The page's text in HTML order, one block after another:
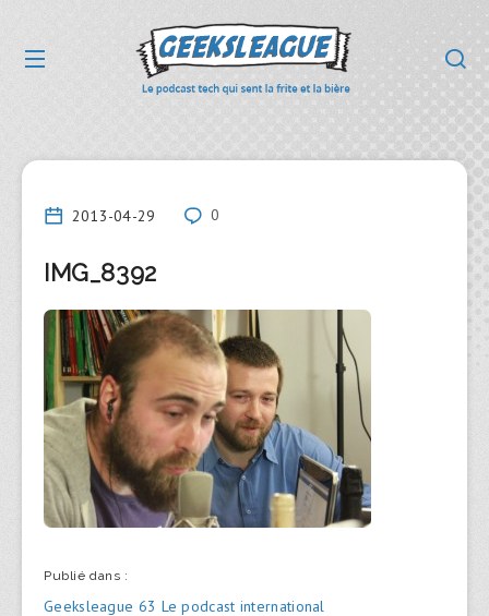
2013-04-29 0
IMG_8392
Publié dans :
Navigation
Geeksleague 63 Le podcast international